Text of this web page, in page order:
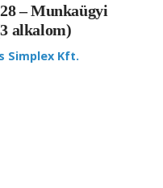
– Munkaügyi
alkalom)
Simplex Kft.